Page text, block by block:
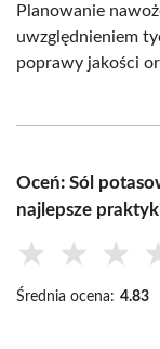
Planowanie
uwzględnieniem
poprawy jakości
Oceń: Sól
najlepsze
★ ★ ★
Średnia ocena: 4.83